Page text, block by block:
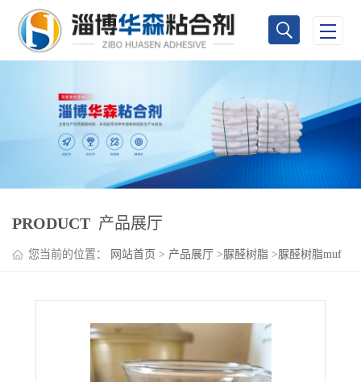
PRODUCT 产品展厅
您当前的位置： 网站首页 > 产品展厅 >脲醛树脂 >脲醛树脂muf